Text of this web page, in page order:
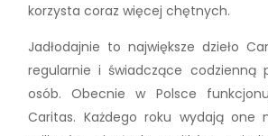
korzysta coraz więcej chętnych.
Jadłodajnie to największe dzieło
regularnie i świadczące codzienną
osób. Obecnie w Polsce
Caritas. Każdego roku wydają one